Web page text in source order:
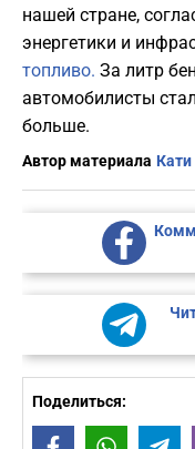
нашей стране,
энергетики и
топливо. За литр
автомобилисты
больше.
Автор материала
Поделиться: